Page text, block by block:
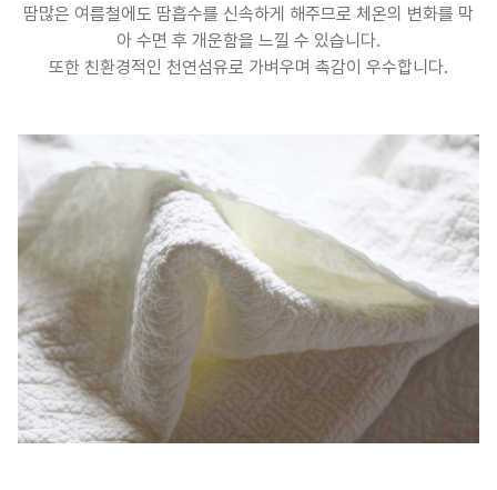
땀많은 여름철에도 땀흡수를 신속하게 해주므로 체온의 변화를 막
아 수면 후 개운함을 느낄 수 있습니다.
또한 친환경적인 천연섬유로 가벼우며 촉감이 우수합니다.